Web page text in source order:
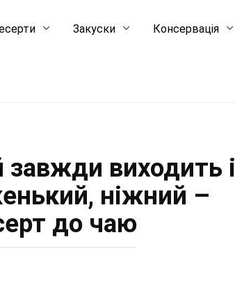
Закуски Консервація
завжди виходить і
ніжний –
до чаю